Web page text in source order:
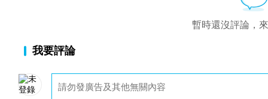
暫時還沒評論，
我要評論